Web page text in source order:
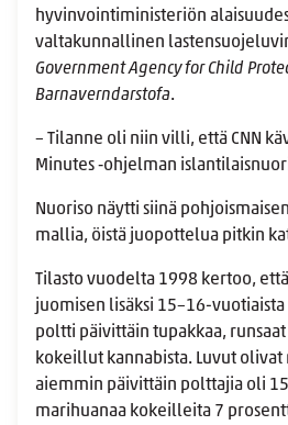
hyvinvointiministeriön
valtakunnallinen
Government Agency for Child
Barnaverndarstofa.
– Tilanne oli niin villi, että CNN
Minutes ‑ohjelman
Nuoriso näytti siinä
mallia, öistä juopottelua pitkin
Tilasto vuodelta 1998 kertoo,
juomisen lisäksi 15–16-
poltti päivittäin tupakkaa,
kokeillut kannabista. Luvut olivat
aiemmin päivittäin polttajia oli
marihuanaa kokeilleita 7